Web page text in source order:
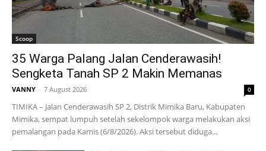
Scoop
35 Warga Palang Jalan Cenderawasih!
Sengketa Tanah SP 2 Makin Memanas
VANNY - 7 August 2026 0
TIMIKA – Jalan Cenderawasih SP 2, Distrik Mimika Baru, Kabupaten
Mimika, sempat lumpuh setelah sekelompok warga melakukan aksi
pemalangan pada Kamis (6/8/2026). Aksi tersebut diduga...